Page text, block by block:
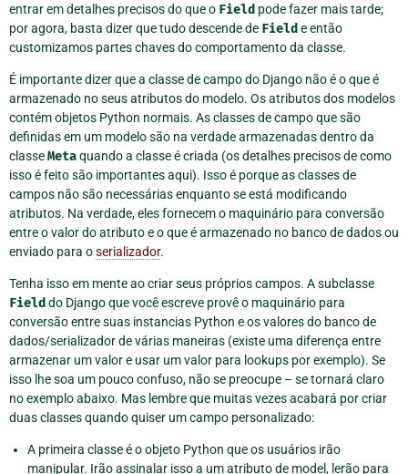
entrar em detalhes precisos do que o Field pode fazer mais tarde;
por agora, basta dizer que tudo descende de Field e então
customizamos partes chaves do comportamento da classe.
É importante dizer que a classe de campo do Django não é o que é
armazenado no seus atributos do modelo. Os atributos dos modelos
contém objetos Python normais. As classes de campo que são
definidas em um modelo são na verdade armazenadas dentro da
classeMetaquando a classe é criada (os detalhes precisos de como
isso é feito são importantes aqui). Isso é porque as classes de
campos não são necessárias enquanto se está modificando
atributos. Na verdade, eles fornecem o maquinário para conversão
entre o valor do atributo e o que é armazenado no banco de dados ou
enviado para oserializador.
Tenha isso em mente ao criar seus próprios campos. A subclasse
Field do Django que você escreve provê o maquinário para
conversão entre suas instancias Python e os valores do banco de
dados/serializador de várias maneiras (existe uma diferença entre
armazenar um valor e usar um valor para lookups por exemplo). Se
isso lhe soa um pouco confuso, não se preocupe – se tornará claro
no exemplo abaixo. Mas lembre que muitas vezes acabará por criar
duas classes quando quiser um campo personalizado:
A primeira classe é o objeto Python que os usuários irão
manipular. Irão assinalar isso a um atributo de model, lerão para